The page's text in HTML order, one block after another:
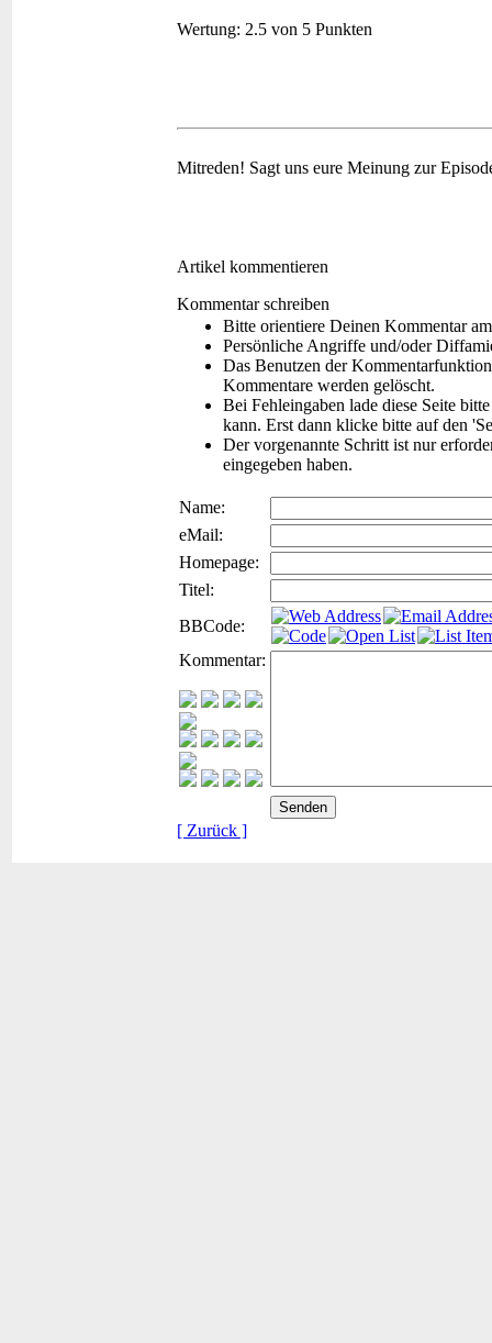
Wertung: 2.5 von 5 Punkten
Mitreden! Sagt uns eure Meinung zur
Artikel kommentieren
Kommentar schreiben
Bitte orientiere Deinen Kommentar
Persönliche Angriffe und/oder
Das Benutzen der
Kommentare werden gelöscht.
Bei Fehleingaben lade diese Seite
kann. Erst dann klicke bitte auf den
Der vorgenannte Schritt ist nur
eingegeben haben.
Name:
eMail:
Homepage:
Titel:
BBCode:
Kommentar:
[ Zurück ]